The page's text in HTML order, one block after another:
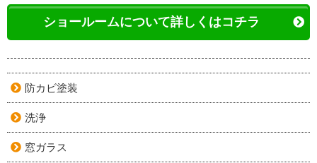
ショールームについて詳しくはコチラ
防カビ塗装
洗浄
窓ガラス